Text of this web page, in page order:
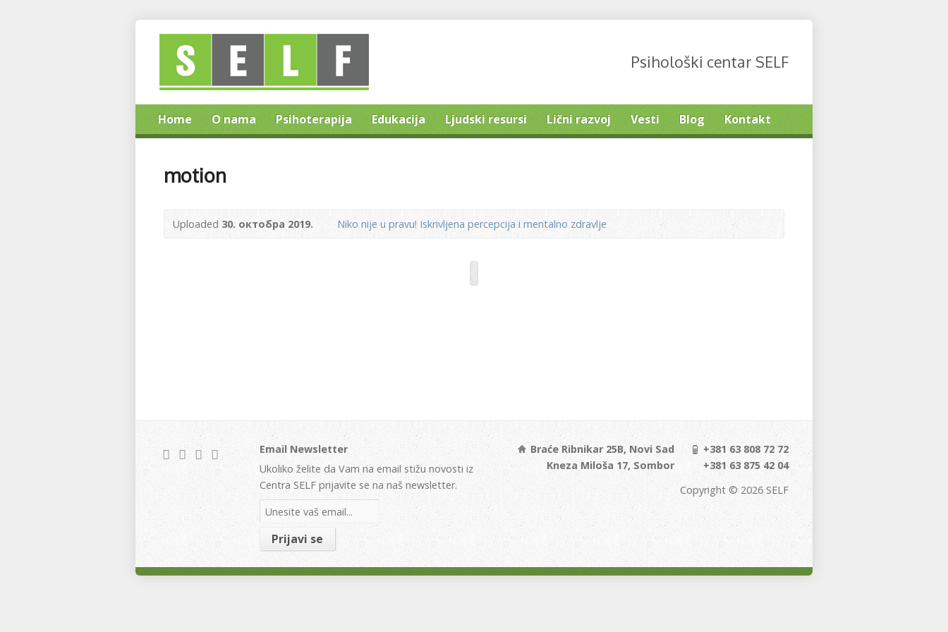
Psihološki centar SELF
Home O nama Psihoterapija Edukacija Ljudski resursi Lični razvoj Vesti Blog Kontakt
motion
Uploaded 30. октобра 2019. Niko nije u pravu! Iskrivljena percepcija i mentalno zdravlje
Email Newsletter
Ukoliko želite da Vam na email stižu novosti iz
Centra SELF prijavite se na naš newsletter.
Braće Ribnikar 25B, Novi Sad
Kneza Miloša 17, Sombor
+381 63 808 72 72
+381 63 875 42 04
Copyright © 2026 SELF